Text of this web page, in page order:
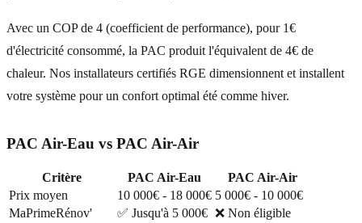
Avec un COP de 4 (coefficient de performance), pour 1€
d'électricité consommé, la PAC produit l'équivalent de 4€ de
chaleur. Nos installateurs certifiés RGE dimensionnent et installent
votre système pour un confort optimal été comme hiver.
PAC Air-Eau vs PAC Air-Air
Critère PAC Air-Eau
PAC Air-Air
Prix moyen
10 000€ - 18 000€ 5 000€ - 10 000€
MaPrimeRénov'
✅ Jusqu'à 5 000€ ❌ Non éligible